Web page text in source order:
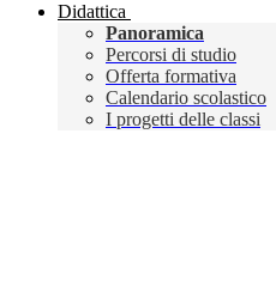
Didattica
Panoramica
Percorsi di studio
Offerta formativa
Calendario scolastico
I progetti delle classi